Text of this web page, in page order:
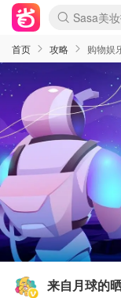
Sasa美
SSENSE
Cettire降
Farfetch
WWS
viagogo
Myer超级
The
David
Flannels
AMIRO
Oweek抽
Amazon
eToro入
Amazon
ICONIC
Moose
丝芙兰5折
EUFY官
Trip机票
YSL送5件
Amazon
David
Amazon
雅漾大喷
过敏原检
伊索独家
科颜氏清
SEALIFE
丝塔芙大
订阅
Cult
Harrods
LN-CC奢
d'Alba空
EVE
Adore
CT圣诞日
Luxury
MOON
Tingo
Valentino
CR洗发
修丽可套
Myer彩妆
GANNI官
首页 攻略 购物娱
来自月球的